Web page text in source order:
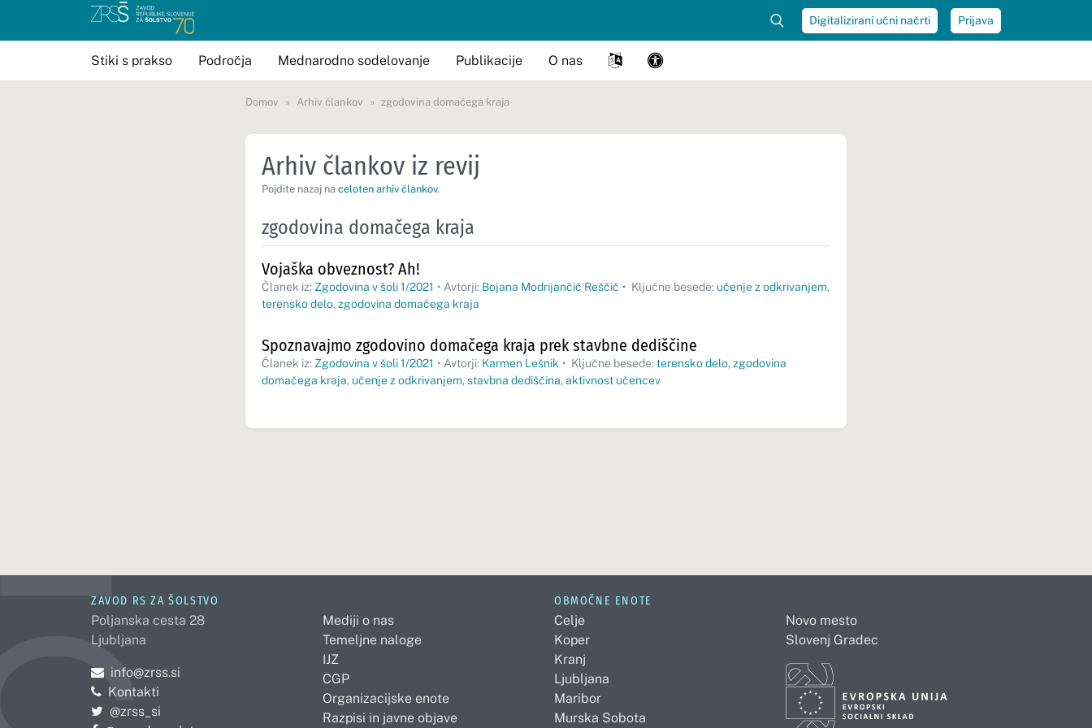
Digitalizirani učni načrti Prijava
Stiki s prakso Področja Mednarodno sodelovanje Publikacije O nas
Domov Arhiv člankov zgodovina domačega kraja
Arhiv člankov iz revij
Pojdite nazaj na celoten arhiv člankov.
zgodovina domačega kraja
Vojaška obveznost? Ah!
Članek iz: Zgodovina v šoli 1/2021 • Avtorji: Bojana Modrijančič Reščič • Ključne besede: učenje z odkrivanjem,
terensko delo, zgodovina domačega kraja
Spoznavajmo zgodovino domačega kraja prek stavbne dediščine
Članek iz: Zgodovina v šoli 1/2021 • Avtorji: Karmen Lešnik • Ključne besede: terensko delo, zgodovina
domačega kraja, učenje z odkrivanjem, stavbna dediščina, aktivnost učencev
ZAVOD RS ZA ŠOLSTVO
Poljanska cesta 28
Ljubljana
Pošljite e-mail na
info@zrss.si
Kontakti
Pojdite na Twitter:
@zrss_si
Mediji o nas
Temeljne naloge
IJZ
CGP
Organizacijske enote
Razpisi in javne objave
OBMOČNE ENOTE
Celje
Koper
Kranj
Ljubljana
Maribor
Murska Sobota
Novo mesto
Slovenj Gradec